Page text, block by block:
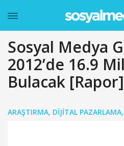
Sosyal Medya
2012’de 16.9
Bulacak [Rapor]
ARAŞTIRMA, DIJITAL PAZARLAMA,